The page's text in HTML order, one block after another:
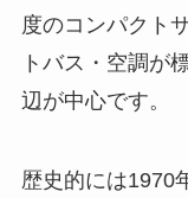
度のコンパクト
トバス・空調が
辺が中心です。
歴史的には1970